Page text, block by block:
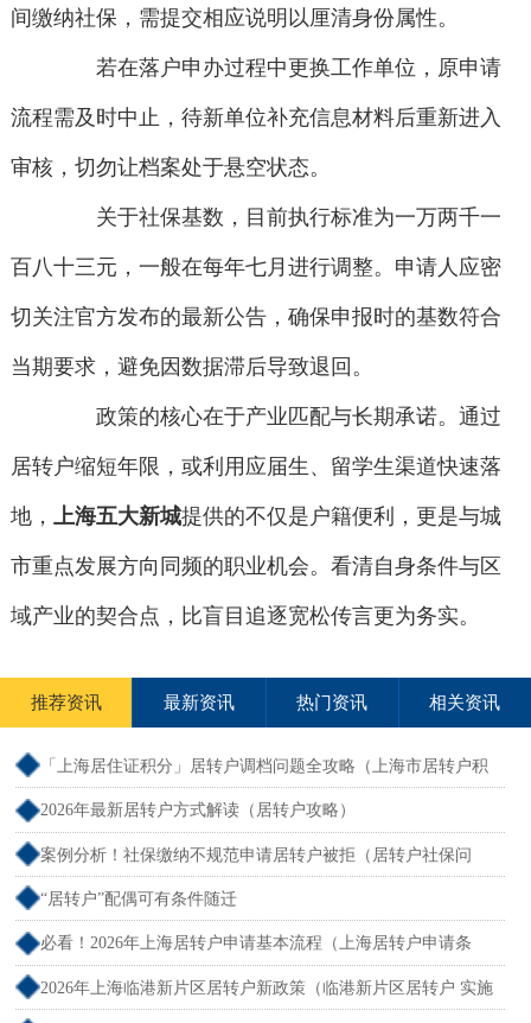
间缴纳社保，需提交相应说明以厘清身份属性。
若在落户申办过程中更换工作单位，原申请
流程需及时中止，待新单位补充信息材料后重新进入
审核，切勿让档案处于悬空状态。
关于社保基数，目前执行标准为一万两千一
百八十三元，一般在每年七月进行调整。申请人应密
切关注官方发布的最新公告，确保申报时的基数符合
当期要求，避免因数据滞后导致退回。
政策的核心在于产业匹配与长期承诺。通过
居转户缩短年限，或利用应届生、留学生渠道快速落
地， 上海五大新城提供的不仅是户籍便利，更是与城
市重点发展方向同频的职业机会。看清自身条件与区
域产业的契合点，比盲目追逐宽松传言更为务实。
推荐资讯 最新资讯 热门资讯 相关资讯
「上海居住证积分」居转户调档问题全攻略（上海市居转户积
分）
2026年最新居转户方式解读（居转户攻略）
案例分析！社保缴纳不规范申请居转户被拒（居转户社保问
题）
“居转户”配偶可有条件随迁
必看！2026年上海居转户申请基本流程（上海居转户申请条
件）
2026年上海临港新片区居转户新政策（临港新片区居转户 实施